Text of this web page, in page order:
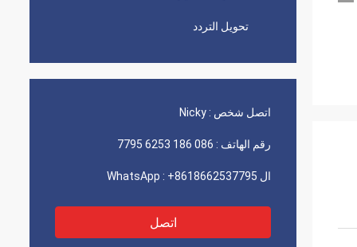
تحويل التردد
اتصل شخص : Nicky
رقم الهاتف : 086 186 6253 7795
ال WhatsApp : +8618662537795
اتصل